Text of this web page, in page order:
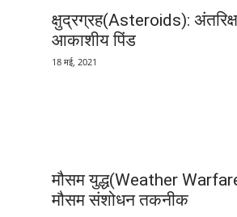
क्षुद्रग्रह(Asteroids):
आकाशीय पिंड
18 मई, 2021
मौसम युद्ध(Weather
मौसम संशोधन तकनीक